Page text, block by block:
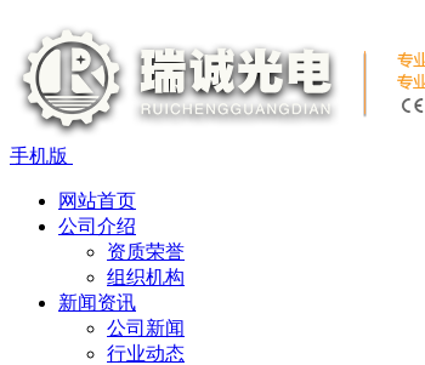
手机版
网站首页
公司介绍
资质荣誉
组织机构
新闻资讯
公司新闻
行业动态